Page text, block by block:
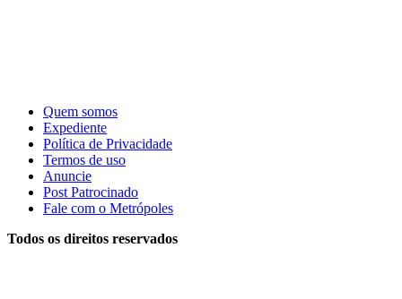
Quem somos
Expediente
Política de Privacidade
Termos de uso
Anuncie
Post Patrocinado
Fale com o Metrópoles
Todos os direitos reservados